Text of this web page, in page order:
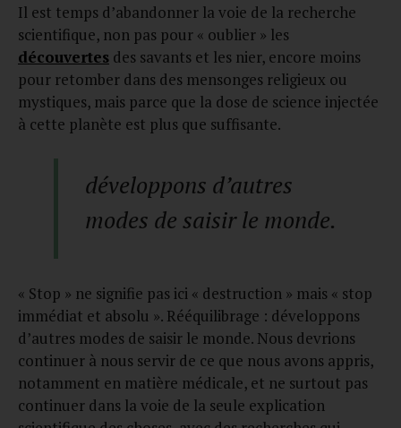
Il est temps d’abandonner la voie de la recherche
scientifique, non pas pour « oublier » les
découvertes des savants et les nier, encore moins
pour retomber dans des mensonges religieux ou
mystiques, mais parce que la dose de science injectée
à cette planète est plus que suffisante.
développons d’autres
modes de saisir le monde.
« Stop » ne signifie pas ici « destruction » mais « stop
immédiat et absolu ». Rééquilibrage : développons
d’autres modes de saisir le monde. Nous devrions
continuer à nous servir de ce que nous avons appris,
notamment en matière médicale, et ne surtout pas
continuer dans la voie de la seule explication